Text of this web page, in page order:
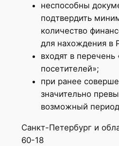
неспособны
подтвердить
количество
для нахождения в
входят в
посетителей»;
при ранее
значительно
возможный период
Санкт-Петербург и
60-18